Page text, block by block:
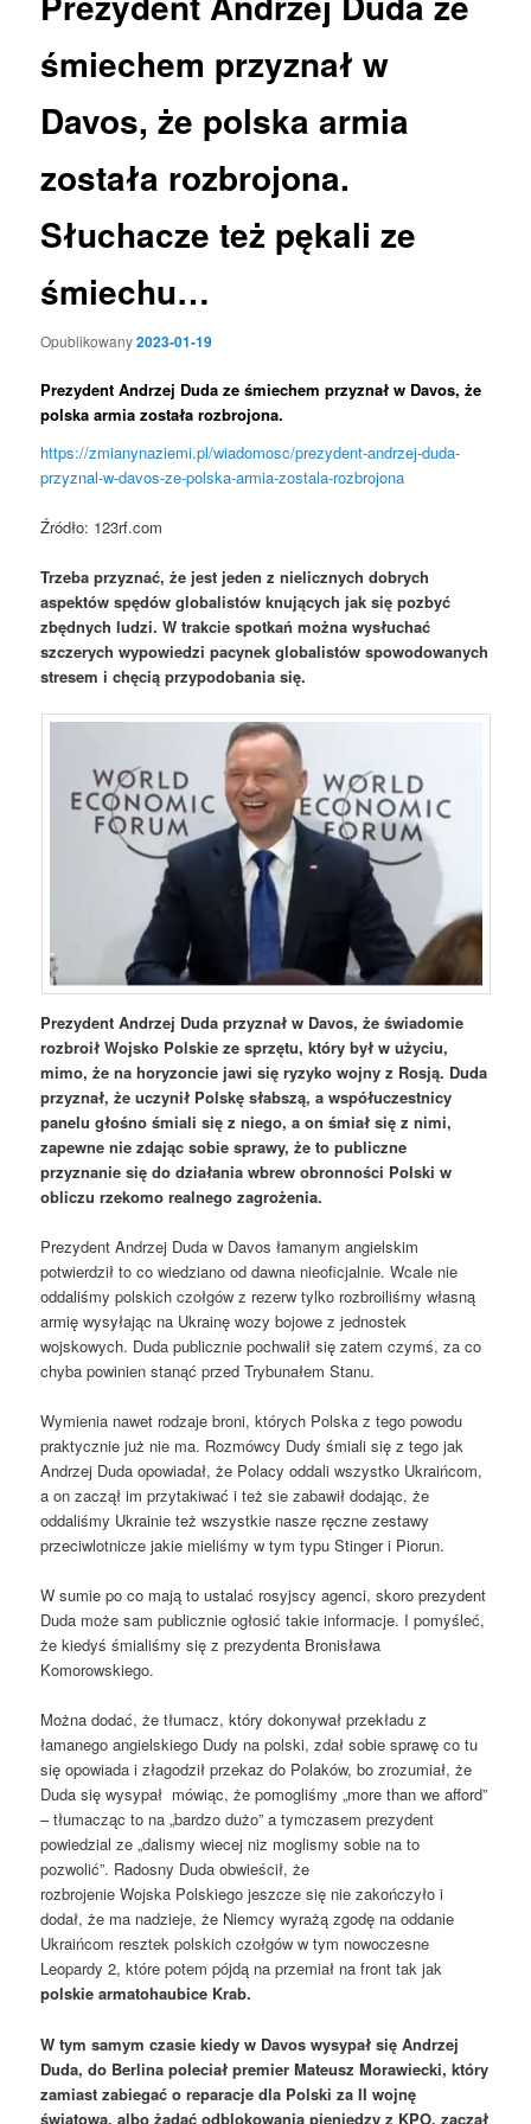
śmiechem przyznał w
Davos, że polska armia
została rozbrojona.
Słuchacze też pękali ze
śmiechu…
Opublikowany2023-01-19
Prezydent Andrzej Dudaze śmiechemprzyznał w Davos, że
polska armia została rozbrojona.
https://zmianynaziemi.pl/wiadomosc/prezydent-andrzej-duda-
przyznal-w-davos-ze-polska-armia-zostala-rozbrojona
Źródło: 123rf.com
Trzeba przyznać, że jest jeden z nielicznych dobrych
aspektów spędów globalistów knujących jak się pozbyć
zbędnych ludzi. W trakcie spotkań można wysłuchać
szczerych wypowiedzi pacynek globalistów spowodowanych
stresem i chęcią przypodobania się.
Prezydent Andrzej Duda przyznał w Davos, że świadomie
rozbroił Wojsko Polskie ze sprzętu, który był w użyciu,
mimo, że na horyzoncie jawi się ryzyko wojny z Rosją. Duda
przyznał, że uczynił Polskę słabszą, a współuczestnicy
panelu głośno śmiali się z niego, a on śmiał się z nimi,
zapewne nie zdając sobie sprawy, że to publiczne
przyznanie się do działania wbrew obronności Polski w
obliczu rzekomo realnego zagrożenia.
Prezydent Andrzej Duda w Davos łamanym angielskim
potwierdził to co wiedziano od dawna nieoficjalnie. Wcale nie
oddaliśmy polskich czołgów z rezerw tylko rozbroiliśmy własną
armię wysyłając na Ukrainę wozy bojowe z jednostek
wojskowych. Duda publicznie pochwalił się zatem czymś, za co
chyba powinien stanąć przed Trybunałem Stanu.
Wymienia nawet rodzaje broni, których Polska z tego powodu
praktycznie już nie ma. Rozmówcy Dudy śmiali się z tego jak
Andrzej Duda opowiadał, że Polacy oddali wszystko Ukraińcom,
a on zaczął im przytakiwać i też sie zabawił dodając, że
oddaliśmy Ukrainie też wszystkie nasze ręczne zestawy
przeciwlotnicze jakie mieliśmy w tym typu Stinger i Piorun.
W sumie po co mają to ustalać rosyjscy agenci, skoro prezydent
Duda może sam publicznie ogłosić takie informacje. I pomyśleć,
że kiedyś śmialiśmy się z prezydenta Bronisława
Komorowskiego.
Można dodać, że tłumacz, który dokonywał przekładu z
łamanego angielskiego Dudy na polski, zdał sobie sprawę co tu
się opowiada i złagodził przekaz do Polaków, bo zrozumiał, że
Duda się wysypał mówiąc, że pomogliśmy „more than we afford”
– tłumacząc to na „bardzo dużo” a tymczasem prezydent
powiedzial ze „dalismy wiecej niz moglismy sobie na to
pozwolić”. Radosny Duda obwieścił, że
rozbrojenie Wojska Polskiego jeszcze się nie zakończyło i
dodał, że ma nadzieje, że Niemcy wyrażą zgodę na oddanie
Ukraińcom resztek polskich czołgów w tym nowoczesne
Leopardy 2, które potem pójdą na przemiał na front tak jak
polskie armatohaubice Krab.
W tym samym czasie kiedy w Davos wysypał się Andrzej
Duda, do Berlina poleciał premier Mateusz Morawiecki, który
zamiast zabiegać o reparacje dla Polski za II wojnę
światową, albo żądać odblokowania pieniędzy z KPO, zaczął